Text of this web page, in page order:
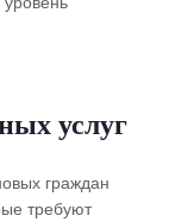
услуг
граждан
требуют